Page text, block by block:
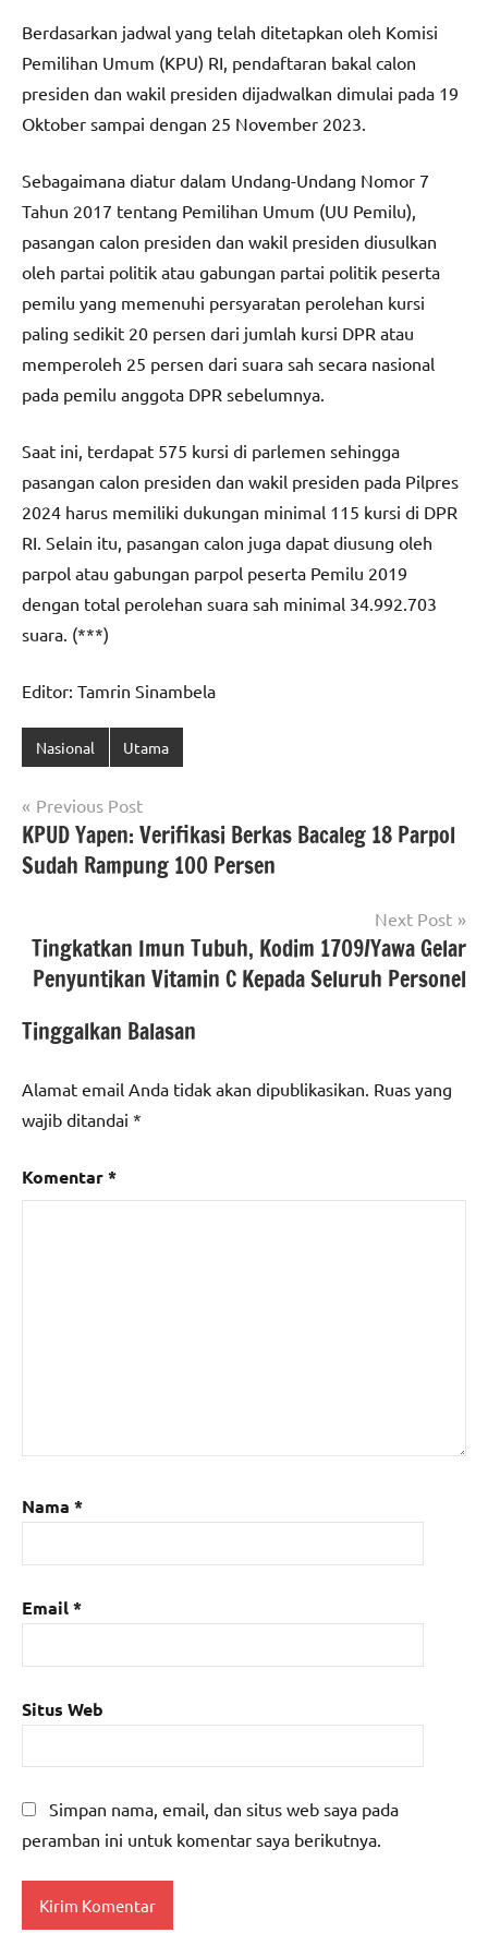
Berdasarkan jadwal yang telah ditetapkan oleh Komisi
Pemilihan Umum (KPU) RI, pendaftaran bakal calon
presiden dan wakil presiden dijadwalkan dimulai pada 19
Oktober sampai dengan 25 November 2023.
Sebagaimana diatur dalam Undang-Undang Nomor 7
Tahun 2017 tentang Pemilihan Umum (UU Pemilu),
pasangan calon presiden dan wakil presiden diusulkan
oleh partai politik atau gabungan partai politik peserta
pemilu yang memenuhi persyaratan perolehan kursi
paling sedikit 20 persen dari jumlah kursi DPR atau
memperoleh 25 persen dari suara sah secara nasional
pada pemilu anggota DPR sebelumnya.
Saat ini, terdapat 575 kursi di parlemen sehingga
pasangan calon presiden dan wakil presiden pada Pilpres
2024 harus memiliki dukungan minimal 115 kursi di DPR
RI. Selain itu, pasangan calon juga dapat diusung oleh
parpol atau gabungan parpol peserta Pemilu 2019
dengan total perolehan suara sah minimal 34.992.703
suara. (***)
Editor: Tamrin Sinambela
Nasional Utama
Navigasi
pos
Previous Post
KPUD Yapen: Verifikasi Berkas Bacaleg 18 Parpol
Sudah Rampung 100 Persen
Next Post
Tingkatkan Imun Tubuh, Kodim 1709/Yawa Gelar
Penyuntikan Vitamin C Kepada Seluruh Personel
Tinggalkan Balasan
Alamat email Anda tidak akan dipublikasikan. Ruas yang
wajib ditandai *
Komentar*
Nama *
Email*
Situs Web
Simpan nama, email, dan situs web saya pada
peramban ini untuk komentar saya berikutnya.